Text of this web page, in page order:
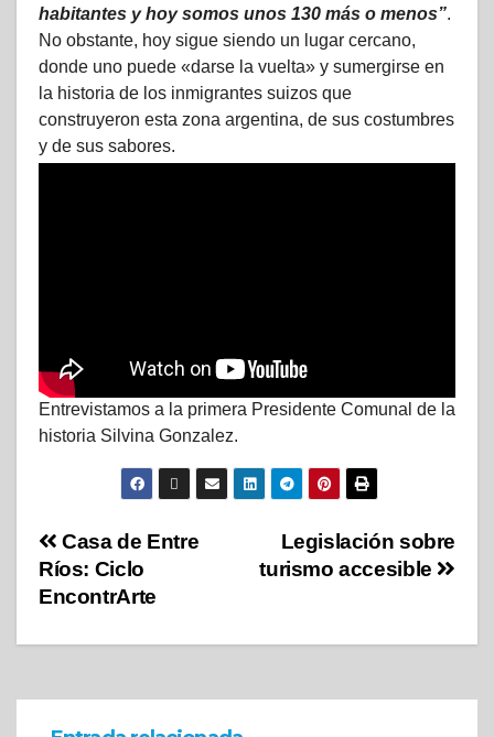
habitantes y hoy somos unos 130 más o menos”.
No obstante, hoy sigue siendo un lugar cercano,
donde uno puede «darse la vuelta» y sumergirse en
la historia de los inmigrantes suizos que
construyeron esta zona argentina, de sus costumbres
y de sus sabores.
Entrevistamos a la primera Presidente Comunal de la
historia Silvina Gonzalez.
Legislación sobre
turismo accesible
Casa de Entre
Ríos: Ciclo
EncontrArte